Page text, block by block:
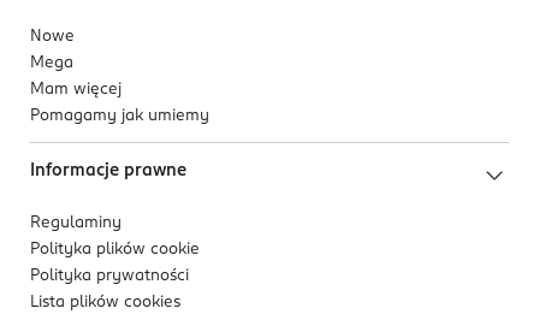
Nowe
Mega
Mam więcej
Pomagamy jak umiemy
Informacje prawne
Regulaminy
Polityka plików cookie
Polityka prywatności
Lista plików cookies